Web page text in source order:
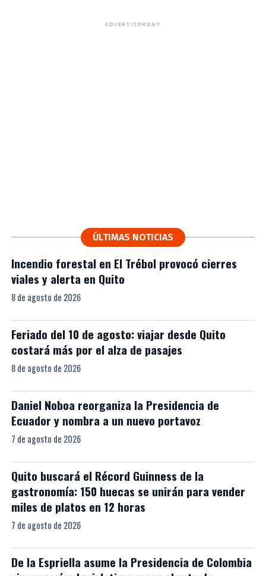
ADVERTISEMENT
ÚLTIMAS NOTICIAS
Incendio forestal en El Trébol provocó cierres
viales y alerta en Quito
8 de agosto de 2026
Feriado del 10 de agosto: viajar desde Quito
costará más por el alza de pasajes
8 de agosto de 2026
Daniel Noboa reorganiza la Presidencia de
Ecuador y nombra a un nuevo portavoz
7 de agosto de 2026
Quito buscará el Récord Guinness de la
gastronomía: 150 huecas se unirán para vender
miles de platos en 12 horas
7 de agosto de 2026
De la Espriella asume la Presidencia de Colombia